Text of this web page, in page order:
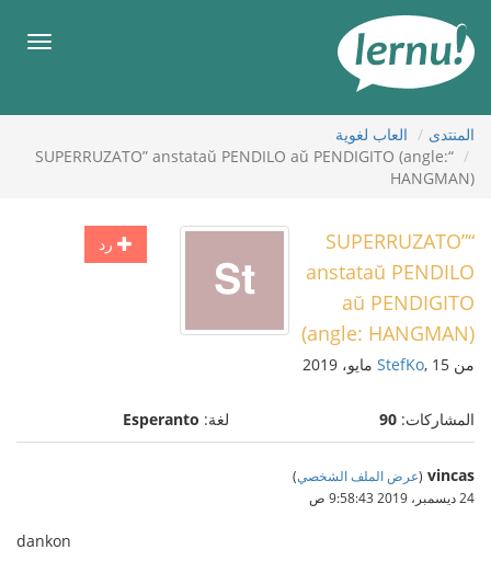
المحتويات
قائمة
المنتدى
العاب لغوية
“SUPERRUZATO” anstataŭ PENDILO aŭ PENDIGITO (angle:
HANGMAN)
رد
“SUPERRUZATO”
anstataŭ PENDILO
aŭ PENDIGITO
(angle: HANGMAN)
من StefKo, 15 مايو، 2019
المشاركات: 90 لغة: Esperanto
vincas
(عرض الملف الشخصي)
24 ديسمبر، 2019 9:58:43 ص
dankon